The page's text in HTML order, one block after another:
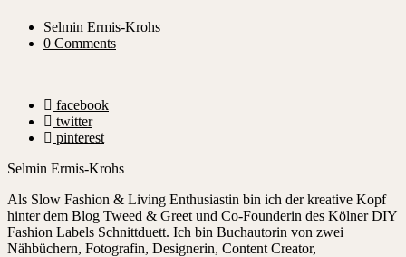
Selmin Ermis-Krohs
0 Comments
facebook
twitter
pinterest
Selmin Ermis-Krohs
Als Slow Fashion & Living Enthusiastin bin ich der kreative Kopf
hinter dem Blog Tweed & Greet und Co-Founderin des Kölner DIY
Fashion Labels Schnittduett. Ich bin Buchautorin von zwei
Nähbüchern, Fotografin, Designerin, Content Creator,